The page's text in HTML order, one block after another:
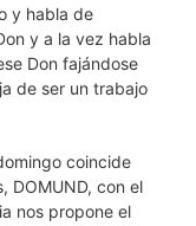
y habla de
y a la vez habla
Don fajándose
de ser un trabajo
coincide
DOMUND, con el
nos propone el